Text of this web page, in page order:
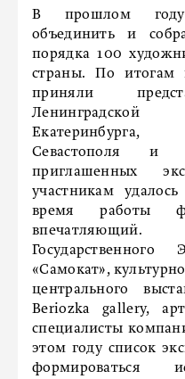
В прошлом году
объединить и
порядка 100
страны. По итогам
приняли
Севастополя и
приглашенных
участникам
время работы
впечатляющий.
Государственного
«Самокат»,
центрального
Beriozka gallery,
специалисты
этом году список
формироваться